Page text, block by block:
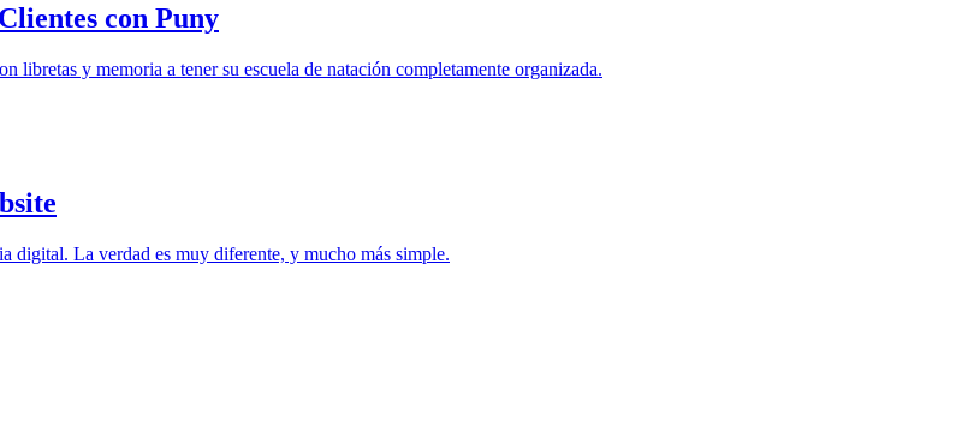
con Puny
libretas y memoria a tener su escuela de natación completamente organizada.
digital. La verdad es muy diferente, y mucho más simple.